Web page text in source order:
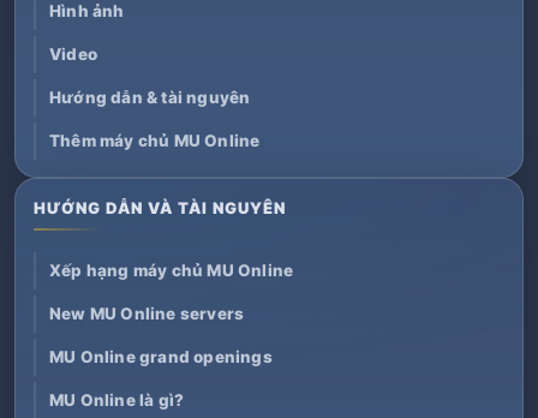
Hình ảnh
Video
Hướng dẫn & tài nguyên
Thêm máy chủ MU Online
HƯỚNG DẪN VÀ TÀI NGUYÊN
Xếp hạng máy chủ MU Online
New MU Online servers
MU Online grand openings
MU Online là gì?